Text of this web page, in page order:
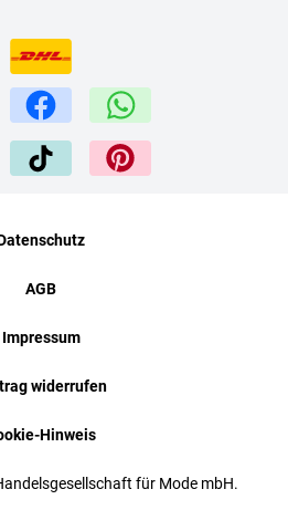
für Mode mbH.
AGB
Impressum
widerrufen
Hinweis